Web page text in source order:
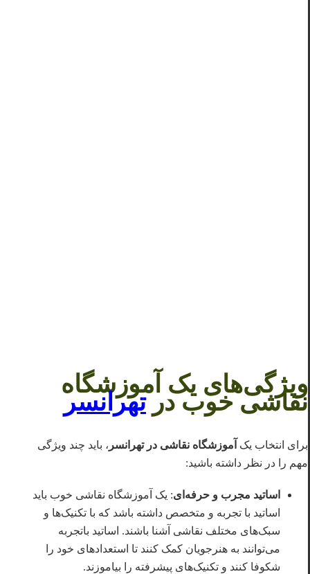
ویژگی‌های یک آموزشگاه
نقاشی خوب درتهرانسر
برای انتخاب یک آموزشگاه نقاشی در تهرانسر ، باید چند ویژگی
مهم را در نظر داشته باشید:
اساتید مجرب و حرفه‌ای: یک آموزشگاه نقاشی خوب باید
اساتید با تجربه و متخصص داشته باشد که با تکنیک‌ها و
سبک‌های مختلف نقاشی آشنا باشند. اساتید باتجربه
می‌توانند به هنرجویان کمک کنند تا استعدادهای خود را
شکوفا کنند و تکنیک‌های پیشرفته را بیاموزند.